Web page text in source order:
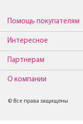
Помощь покупателям
Интересное
Партнерам
О компании
© Все права защищены